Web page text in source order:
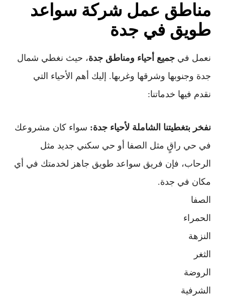
مناطق عمل شركة سواعد
طويق في جدة
نعمل في جميع أحياء ومناطق جدة، حيث نغطي شمال
جدة وجنوبها وشرقها وغربها. إليك أهم الأحياء التي
نقدم فيها خدماتنا:
نفخر بتغطيتنا الشاملة لأحياء جدة: سواء كان مشروعك
في حي راقٍ مثل الصفا أو حي سكني جديد مثل
الرحاب، فإن فريق سواعد طويق جاهز لخدمتك في أي
مكان في جدة.
الصفا
الحمراء
النزهة
الثغر
الروضة
الشرفية